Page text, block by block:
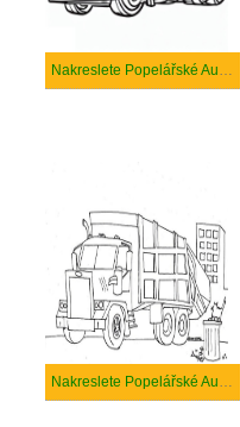
Nakreslete Popelářské Auto zdarma základní tisknutelné
Nakreslete Popelářské Auto zdarma